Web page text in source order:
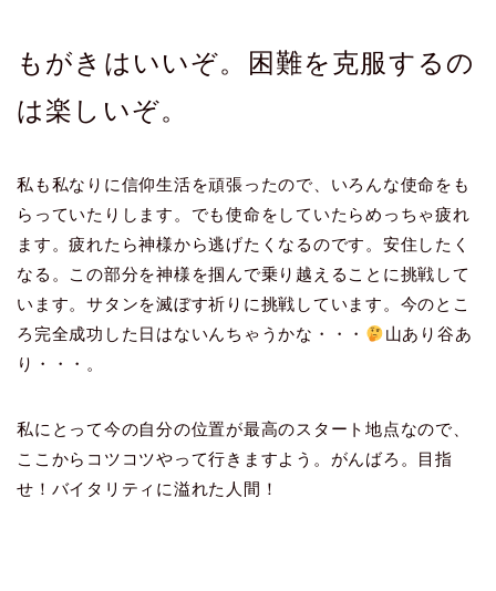
もがきはいいぞ。困難を克服するの
は楽しいぞ。
私も私なりに信仰生活を頑張ったので、いろんな使命をも
らっていたりします。でも使命をしていたらめっちゃ疲れ
ます。疲れたら神様から逃げたくなるのです。安住したく
なる。この部分を神様を掴んで乗り越えることに挑戦して
います。サタンを滅ぼす祈りに挑戦しています。今のとこ
ろ完全成功した日はないんちゃうかな・・・
山あり谷あ
り・・・。
私にとって今の自分の位置が最高のスタート地点なので、
ここからコツコツやって行きますよう。がんばろ。目指
せ！バイタリティに溢れた人間！